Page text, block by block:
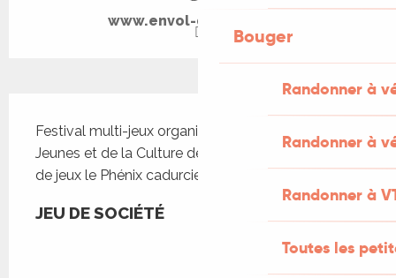
Bouger
Randonner à
Randonner à
Randonner à
Toutes les
www.envol-du-phenix.fr
Festival multi-jeux organisé par la Maison des
Jeunes et de la Culture de Cahors et de son club
de jeux le Phénix cadurcien.
JEU DE SOCIÉTÉ